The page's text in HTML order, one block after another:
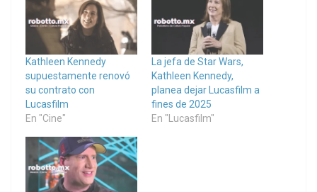
Kathleen Kennedy
supuestamente renovó
su contrato con
Lucasfilm
En "Cine"
La jefa de Star Wars,
Kathleen Kennedy,
planea dejar Lucasfilm a
fines de 2025
En "Lucasfilm"